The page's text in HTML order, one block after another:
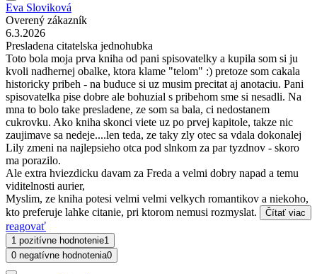
Eva Sloviková
Overený zákazník
6.3.2026
Presladena citatelska jednohubka
Toto bola moja prva kniha od pani spisovatelky a kupila som si ju
kvoli nadhernej obalke, ktora klame "telom" :) pretoze som cakala
historicky pribeh - na buduce si uz musim precitat aj anotaciu. Pani
spisovatelka pise dobre ale bohuzial s pribehom sme si nesadli. Na
mna to bolo take presladene, ze som sa bala, ci nedostanem
cukrovku. Ako kniha skonci viete uz po prvej kapitole, takze nic
zaujimave sa nedeje....len teda, ze taky zly otec sa vdala dokonalej
Lily zmeni na najlepsieho otca pod slnkom za par tyzdnov - skoro
ma porazilo.
Ale extra hviezdicku davam za Freda a velmi dobry napad a temu
viditelnosti aurier,
Myslim, ze kniha potesi velmi velmi velkych romantikov a niekoho,
kto preferuje lahke citanie, pri ktorom nemusi rozmyslat.
Čítať viac
reagovať
1 pozitívne hodnotenie1
0 negatívne hodnotenia0